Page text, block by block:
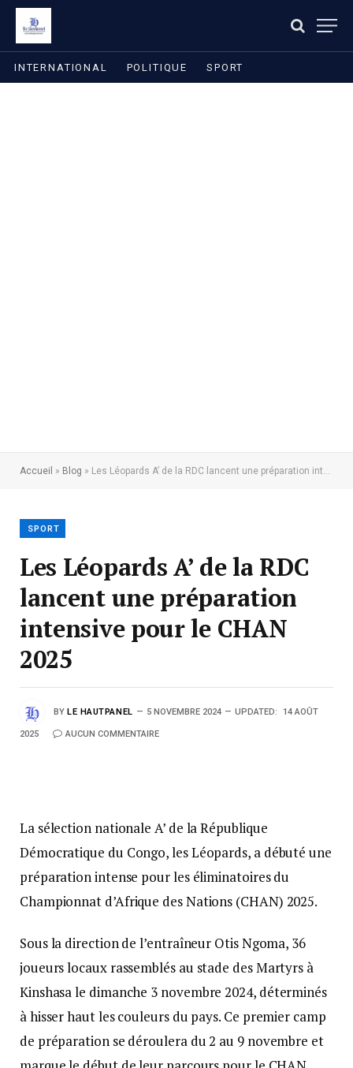
INTERNATIONAL POLITIQUE SPORT
Accueil » Blog » Les Léopards A’ de la RDC lancent une préparation intensive pour le CHAN 2025
SPORT
Les Léopards A’ de la RDC
lancent une préparation
intensive pour le CHAN
2025
BY LE HAUTPANEL 5 NOVEMBRE 2024 UPDATED: 14 AOÛT
2025 AUCUN COMMENTAIRE
La sélection nationale A’ de la République
Démocratique du Congo, les Léopards, a débuté une
préparation intense pour les éliminatoires du
Championnat d’Afrique des Nations (CHAN) 2025.
Sous la direction de l’entraîneur Otis Ngoma, 36
joueurs locaux rassemblés au stade des Martyrs à
Kinshasa le dimanche 3 novembre 2024, déterminés
à hisser haut les couleurs du pays. Ce premier camp
de préparation se déroulera du 2 au 9 novembre et